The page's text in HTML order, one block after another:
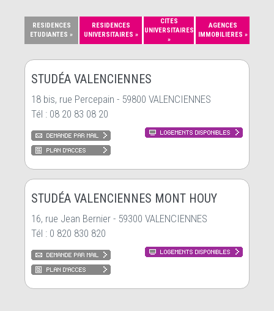
RESIDENCES
ETUDIANTES »
RESIDENCES
UNIVERSITAIRES »
CITES
UNIVERSITAIRES
»
AGENCES
IMMOBILIERES »
STUDÉA VALENCIENNES
18 bis, rue Percepain - 59800 VALENCIENNES
Tél : 08 20 83 08 20
STUDÉA VALENCIENNES MONT HOUY
16, rue Jean Bernier - 59300 VALENCIENNES
Tél : 0 820 830 820